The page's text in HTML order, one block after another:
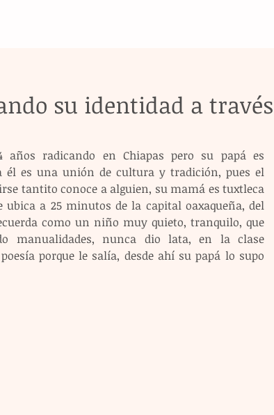
su identidad a través
radicando en Chiapas pero su papá es
él es una unión de cultura y tradición, pues el
tantito conoce a alguien, su mamá es tuxtleca
ubica a 25 minutos de la capital oaxaqueña, del
como un niño muy quieto, tranquilo, que
manualidades, nunca dio lata, en la clase
porque le salía, desde ahí su papá lo supo